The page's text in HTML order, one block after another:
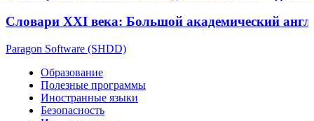
Словари XXI века: Большой академический
Paragon Software (SHDD)
Образование
Полезные программы
Иностранные языки
Безопасность